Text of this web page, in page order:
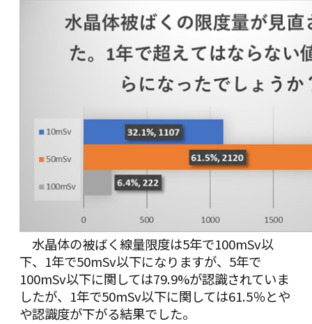
水晶体の被ばく線量限度は5年で100mSv以
下、1年で50mSv以下になりますが、5年で
100mSv以下に関しては79.9%が認識されていま
したが、1年で50mSv以下に関しては61.5％とや
や認識度が下がる結果でした。